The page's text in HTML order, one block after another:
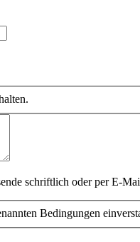
schriftlich oder per E-
Bedingungen